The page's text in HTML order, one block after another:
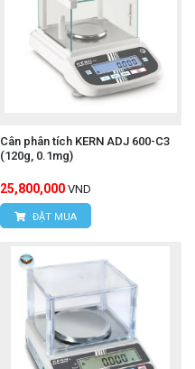
Cân phân tích KERN ADJ 600-C3
(120g, 0.1mg)
25,800,000 VND
ĐẶT MUA